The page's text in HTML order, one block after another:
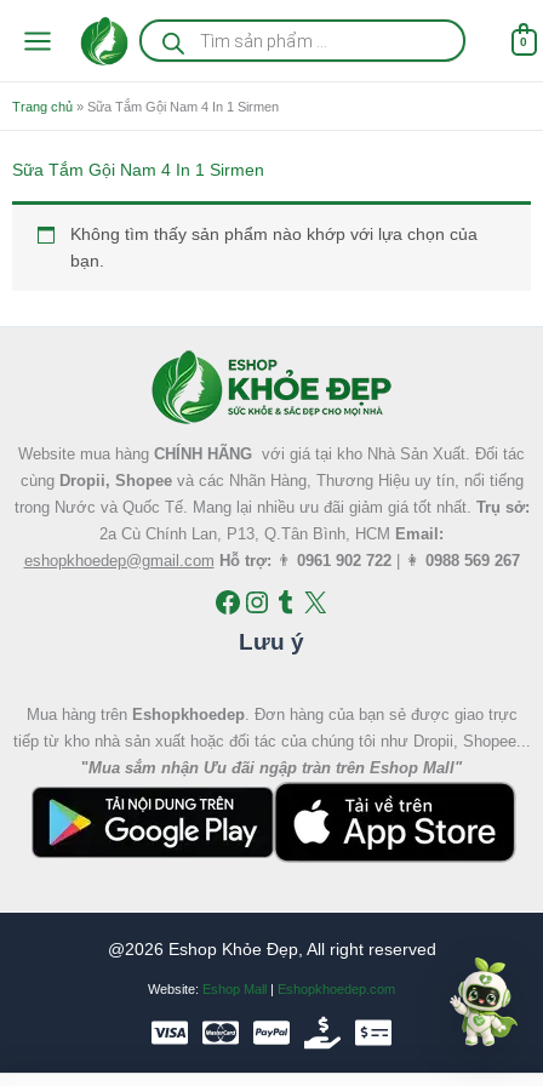
Tìm
kiếm
sản
0
Trang chủ » Sữa Tắm Gội Nam 4 In 1 Sirmen
Sữa Tắm Gội Nam 4 In 1 Sirmen
Không tìm thấy sản phẩm nào khớp với lựa chọn của
bạn.
Website mua hàng CHÍNH HÃNG với giá tại kho Nhà Sản Xuất. Đối tác
cùng Dropii, Shopeevà các Nhãn Hàng, Thương Hiệu uy tín, nổi tiếng
trong Nước và Quốc Tế. Mang lại nhiều ưu đãi giảm giá tốt nhất. Trụ sở:
2a Cù Chính Lan, P13, Q.Tân Bình, HCM Email:
eshopkhoedep@gmail.com Hỗ trợ: 👨 0961 902 722| 👩 0988 569 267
Lưu ý
Mua hàng trên Eshopkhoedep. Đơn hàng của bạn sẻ được giao trực
tiếp từ kho nhà sản xuất hoặc đối tác của chúng tôi như Dropii, Shopee...
"Mua sắm nhận Ưu đãi ngập tràn trên Eshop Mall"
@2026 Eshop Khỏe Đẹp, All right reserved
Website: Eshop Mall | Eshopkhoedep.com